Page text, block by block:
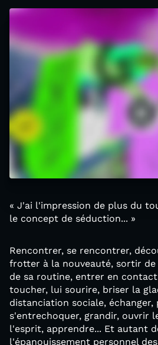
« J'ai l'impression de plus du
le concept de séduction... »
Rencontrer, se rencontrer,
frotter à la nouveauté, sortir
de sa routine, entrer en
toucher, lui sourire, briser la
distanciation sociale, échanger,
s'entrechoquer, grandir, ouvrir
l'esprit, apprendre... Et autant
l'épanouissement personnel